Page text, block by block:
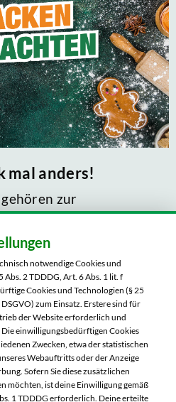
mal anders!
zur
himmlisch und es gibt
Tatsächlich
auch in vegan wie die
Weise!
notwendige Cookies und
2 TDDDG, Art. 6 Abs. 1 lit. f
Cookies und Technologien (§ 25
zum Einsatz. Erstere sind für
der Website erforderlich und
einwilligungsbedürftigen Cookies
Zwecken, etwa der statistischen
Webauftritts oder der Anzeige
Sofern Sie diese zusätzlichen
möchten, ist deine Einwilligung gemäß
1 TDDDG erforderlich. Deine erteilte